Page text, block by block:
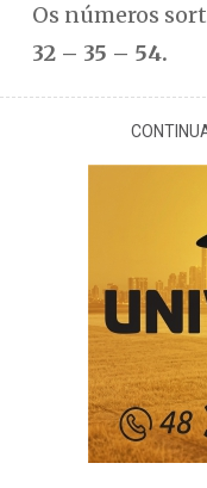
Os números
32 – 35 – 54.